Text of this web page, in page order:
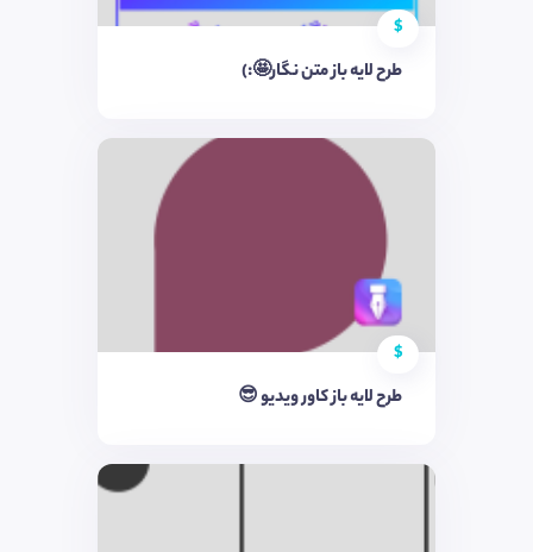
$
طرح لایه باز متن نگار🤩:)
$
طرح لایه باز کاور ویدیو 😎